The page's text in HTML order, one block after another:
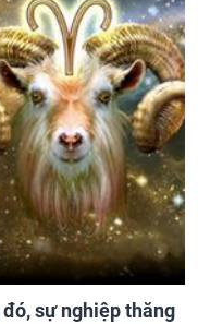
sự nghiệp thăng